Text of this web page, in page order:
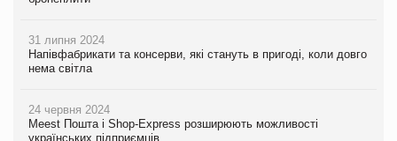
31 липня 2024
Напівфабрикати та консерви, які стануть в пригоді, коли довго
нема світла
24 червня 2024
Meest Пошта і Shop-Express розширюють можливості
українських підприємців